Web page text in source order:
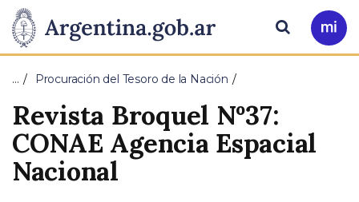
Presidencia
de
la
Nación
Pasar al contenido principal
Ir
a
Buscar
… Procuración del Tesoro de la Nación
Revista Broquel Nº37:
CONAE Agencia Espacial
Nacional